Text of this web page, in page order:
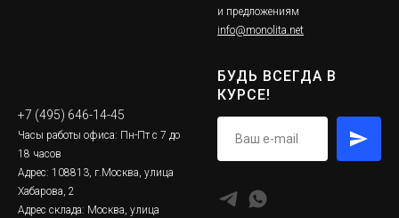
и предложениям
info@monolita.net
+7 (495) 646-14-45
Часы работы офиса: Пн-Пт с 7 до
18 часов
Адрес: 108813, г.Москва, улица
Хабарова, 2
Адрес склада: Москва, улица
БУДЬ ВСЕГДА В
КУРСЕ!